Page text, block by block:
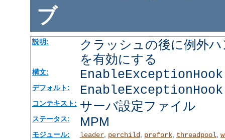
ブ
説明:
クラッシュの後に例外
を有効にする
構文:
デフォルト:
コンテキスト: サーバ設定ファイル
ステータス: MPM
モジュール: leader, perchild, prefork, threadpool